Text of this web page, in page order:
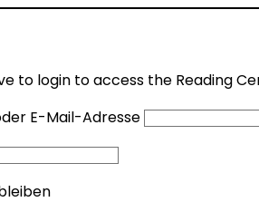
to login to access the Reading
E-Mail-Adresse